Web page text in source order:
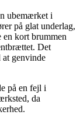
ubemærket i
på glat underlag,
en kort brummen
Det
at genvinde
på en fejl i
da